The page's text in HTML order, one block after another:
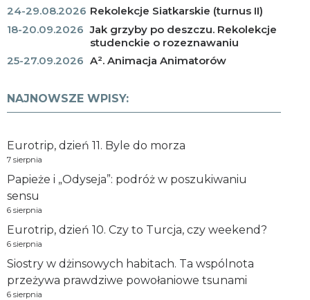
24-29.08.2026 Rekolekcje Siatkarskie (turnus II)
18-20.09.2026 Jak grzyby po deszczu. Rekolekcje
studenckie o rozeznawaniu
25-27.09.2026 A². Animacja Animatorów
NAJNOWSZE WPISY:
Eurotrip, dzień 11. Byle do morza
7 sierpnia
Papieże i „Odyseja”: podróż w poszukiwaniu
sensu
6 sierpnia
Eurotrip, dzień 10. Czy to Turcja, czy weekend?
6 sierpnia
Siostry w dżinsowych habitach. Ta wspólnota
przeżywa prawdziwe powołaniowe tsunami
6 sierpnia